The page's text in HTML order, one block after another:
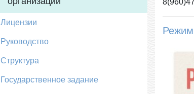
Лицензии
Руководство
Структура
Государственное задание
Режим